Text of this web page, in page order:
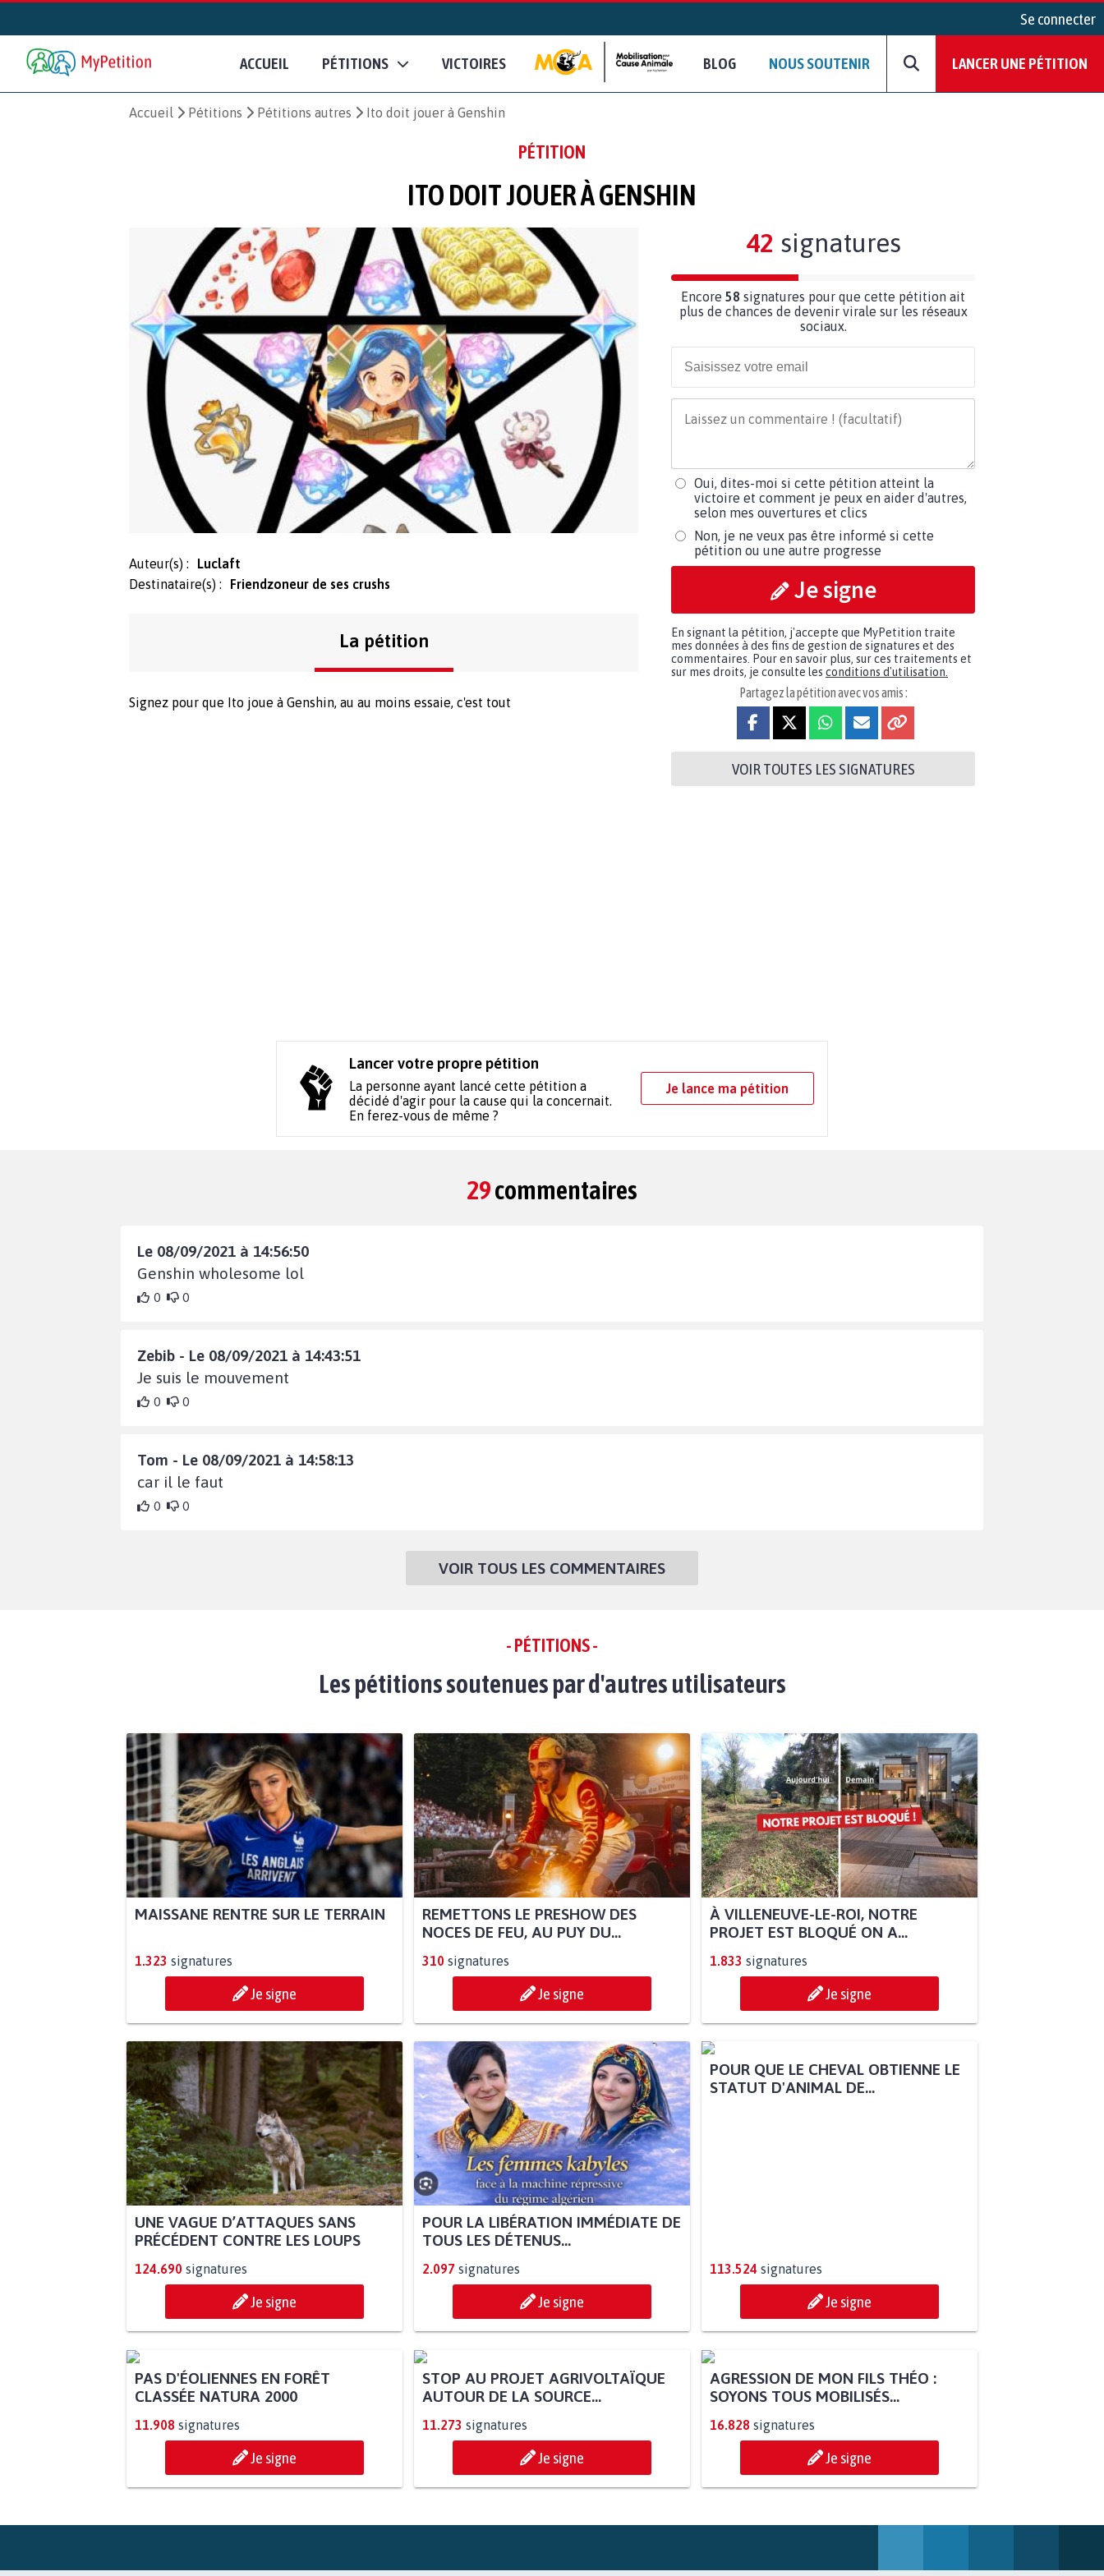
Se connecter
ACCUEIL PÉTITIONS VICTOIRES BLOG NOUS SOUTENIR LANCER UNE PÉTITION
Accueil Pétitions Pétitions autres Ito doit jouer à Genshin
PÉTITION
ITO DOIT JOUER À GENSHIN
Auteur(s) :
Luclaft
Destinataire(s) :
Friendzoneur de ses crushs
La pétition
Signez pour que Ito joue à Genshin, au au moins essaie, c'est tout
42 signatures
Encore 58 signatures pour que cette pétition ait
plus de chances de devenir virale sur les réseaux
sociaux.
Oui, dites-moi si cette pétition atteint la
victoire et comment je peux en aider d'autres,
selon mes ouvertures et clics
Non, je ne veux pas être informé si cette
pétition ou une autre progresse
Je signe
En signant la pétition, j'accepte que MyPetition traite
mes données à des fins de gestion de signatures et des
commentaires. Pour en savoir plus, sur ces traitements et
sur mes droits, je consulte les conditions d'utilisation.
Partagez la pétition avec vos amis :
VOIR TOUTES LES SIGNATURES
Lancer votre propre pétition
La personne ayant lancé cette pétition a
décidé d'agir pour la cause qui la concernait.
En ferez-vous de même ?
Je lance ma pétition
29commentaires
Le 08/09/2021 à 14:56:50
Genshin wholesome lol
0 0
Zebib - Le 08/09/2021 à 14:43:51
Je suis le mouvement
0 0
Tom - Le 08/09/2021 à 14:58:13
car il le faut
0 0
VOIR TOUS LES COMMENTAIRES
- PÉTITIONS -
Les pétitions soutenues par d'autres utilisateurs
MAISSANE RENTRE SUR LE TERRAIN
1.323 signatures
Je signe
REMETTONS LE PRESHOW DES
NOCES DE FEU, AU PUY DU...
310 signatures
Je signe
À VILLENEUVE-LE-ROI, NOTRE
PROJET EST BLOQUÉ ON A...
1.833 signatures
Je signe
UNE VAGUE D’ATTAQUES SANS
PRÉCÉDENT CONTRE LES LOUPS
124.690 signatures
Je signe
POUR LA LIBÉRATION IMMÉDIATE DE
TOUS LES DÉTENUS...
2.097 signatures
Je signe
POUR QUE LE CHEVAL OBTIENNE LE
STATUT D'ANIMAL DE...
113.524 signatures
Je signe
PAS D'ÉOLIENNES EN FORÊT
CLASSÉE NATURA 2000
11.908 signatures
Je signe
STOP AU PROJET AGRIVOLTAÏQUE
AUTOUR DE LA SOURCE...
11.273 signatures
Je signe
AGRESSION DE MON FILS THÉO :
SOYONS TOUS MOBILISÉS...
16.828 signatures
Je signe